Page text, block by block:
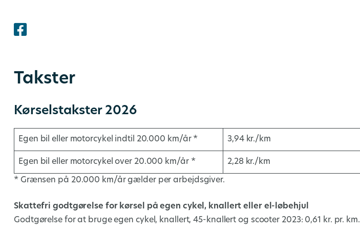
Takster
Kørselstakster 2026
Egen bil eller motorcykel indtil 20.000 km/år * 3,94 kr./km
Egen bil eller motorcykel over 20.000 km/år * 2,28 kr./km
* Grænsen på 20.000 km/år gælder per arbejdsgiver.
Skattefri godtgørelse for kørsel på egen cykel, knallert eller el-løbehjul
Godtgørelse for at bruge egen cykel, knallert, 45-knallert og scooter 2023: 0,61 kr. pr. km.